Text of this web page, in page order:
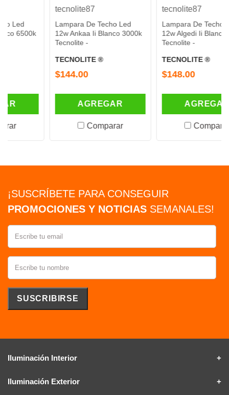
Lampara De Techo Led
12w Ankaa Ii Blanco 3000k
TECNOLITE ®
AGREGAR
Comparar
Lampara De Techo Led
12w Algedi Ii Blanco 6500k
TECNOLITE ®
AGREGAR
Comparar
¡SUSCRÍBETE PARA CONSEGUIR
PROMOCIONES Y NOTICIAS SEMANALES!
Iluminación Interior
Iluminación Exterior